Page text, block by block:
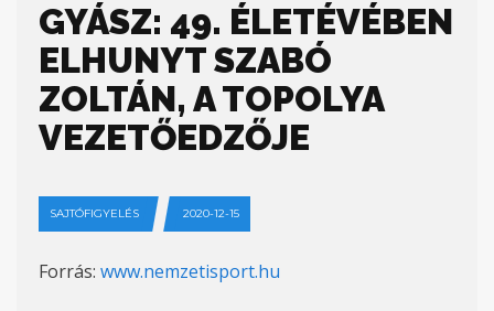
GYÁSZ: 49. ÉLETÉVÉBEN
ELHUNYT SZABÓ
ZOLTÁN, A TOPOLYA
VEZETŐEDZŐJE
SAJTÓFIGYELÉS 2020-12-15
Forrás: www.nemzetisport.hu